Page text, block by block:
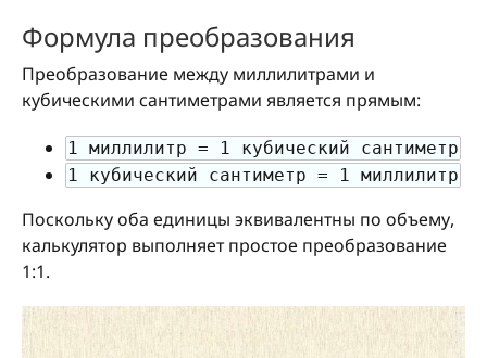
Формула преобразования
Преобразование между миллилитрами и
кубическими сантиметрами является прямым:
1 миллилитр = 1 кубический сантиметр
1 кубический сантиметр = 1 миллилитр
Поскольку оба единицы эквивалентны по объему,
калькулятор выполняет простое преобразование
1:1.